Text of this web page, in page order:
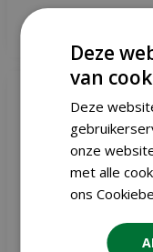
Deze
van
Deze
onze
met alle
ons